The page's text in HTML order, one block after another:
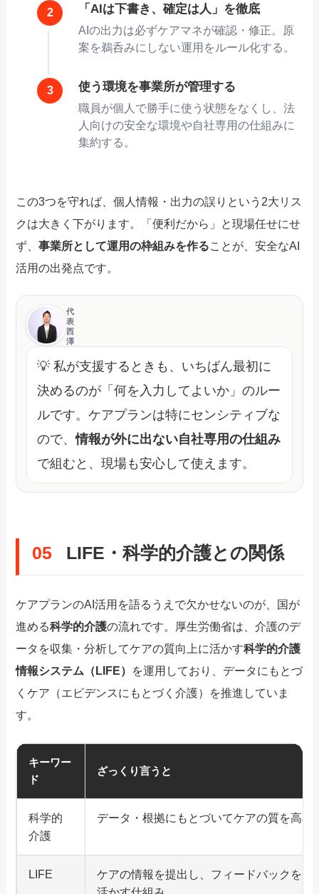
「AIは下書き、確定は人」を徹底
AIの出力は必ずケアマネが確認・修正。原
案を鵜呑みにしない運用をルール化する。
使う環境を事業所が管理する
職員が個人で勝手に使う状態をなくし、法
人向けの安全な環境や自社専用の仕組みに
集約する。
この3つを守れば、個人情報・出力の誤りという2大リス
クは大きく下がります。「便利だから」と現場任せにせ
ず、事業所として運用の枠組みを作ることが、安全なAI
活用の出発点です。
代
表
西
澤
💡 私が支援するときも、いちばん最初に
決めるのが「何を入力してよいか」のルー
ルです。ケアプランは特にセンシティブな
ので、情報が外に出ない自社専用の仕組み
で組むと、現場も安心して使えます。
05 LIFE・科学的介護との関係
ケアプランのAI活用を語るうえで欠かせないのが、国が
進める科学的介護の流れです。厚生労働省は、介護のデ
ータを収集・分析してケアの質向上に活かす科学的介護
情報システム（LIFE） を運用しており、データにもとづ
くケア（エビデンスにもとづく介護）を推進していま
す。
キーワー
ド
ざっくり言うと
科学的
介護
データ・根拠にもとづいてケアの質を高め
LIFE
ケアの情報を提出し、フィードバックを受